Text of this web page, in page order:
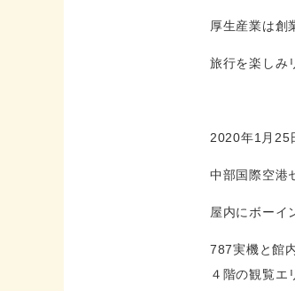
厚生産業は創
旅行を楽しみ
2020年1月25
中部国際空港
屋内にボーイ
787実機と館
４階の観覧エ